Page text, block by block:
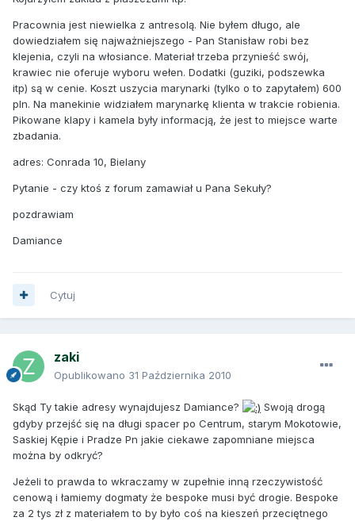
Pracownia jest niewielka z antresolą. Nie byłem długo, ale
dowiedziałem się najważniejszego - Pan Stanisław robi bez
klejenia, czyli na włosiance. Materiał trzeba przynieść swój,
krawiec nie oferuje wyboru wełen. Dodatki (guziki, podszewka
itp) są w cenie. Koszt uszycia marynarki (tylko o to zapytałem) 600
pln. Na manekinie widziałem marynarkę klienta w trakcie robienia.
Pikowane klapy i kamela były informacją, że jest to miejsce warte
zbadania.
adres: Conrada 10, Bielany
Pytanie - czy ktoś z forum zamawiał u Pana Sekuły?
pozdrawiam
Damiance
Cytuj
zaki
Opublikowano 31 Października 2010
Skąd Ty takie adresy wynajdujesz Damiance?
Swoją drogą
gdyby przejść się na długi spacer po Centrum, starym Mokotowie,
Saskiej Kępie i Pradze Pn jakie ciekawe zapomniane miejsca
można by odkryć?
Jeżeli to prawda to wkraczamy w zupełnie inną rzeczywistość
cenową i łamiemy dogmaty że bespoke musi być drogie. Bespoke
za 2 tys zł z materiałem to by było coś na kieszeń przeciętnego